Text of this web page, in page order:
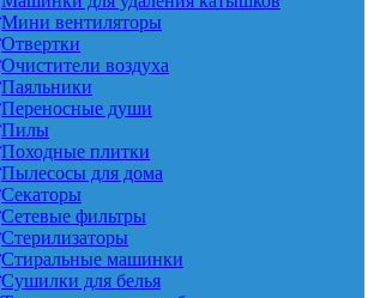
Мини вентиляторы
Отвертки
Очистители воздуха
Паяльники
Переносные души
Пилы
Походные плитки
Пылесосы для дома
Секаторы
Сетевые фильтры
Стерилизаторы
Стиральные машинки
Сушилки для белья